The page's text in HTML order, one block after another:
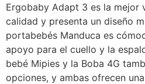
Ergobaby Adapt 3 es la mejor
calidad y presenta un diseño
portabebés Manduca es
apoyo para el cuello y la
bebé Mipies y la Boba 4G
opciones, y ambas ofrecen